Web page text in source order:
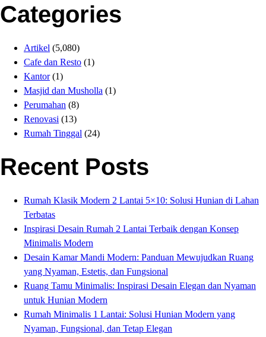
Categories
Artikel (5,080)
Cafe dan Resto (1)
Kantor(1)
Masjid dan Musholla (1)
Perumahan (8)
Renovasi (13)
Rumah Tinggal (24)
Recent Posts
Rumah Klasik Modern 2 Lantai 5×10: Solusi Hunian di Lahan
Terbatas
Inspirasi Desain Rumah 2 Lantai Terbaik dengan Konsep
Minimalis Modern
Desain Kamar Mandi Modern: Panduan Mewujudkan Ruang
yang Nyaman, Estetis, dan Fungsional
Ruang Tamu Minimalis: Inspirasi Desain Elegan dan Nyaman
untuk Hunian Modern
Rumah Minimalis 1 Lantai: Solusi Hunian Modern yang
Nyaman, Fungsional, dan Tetap Elegan